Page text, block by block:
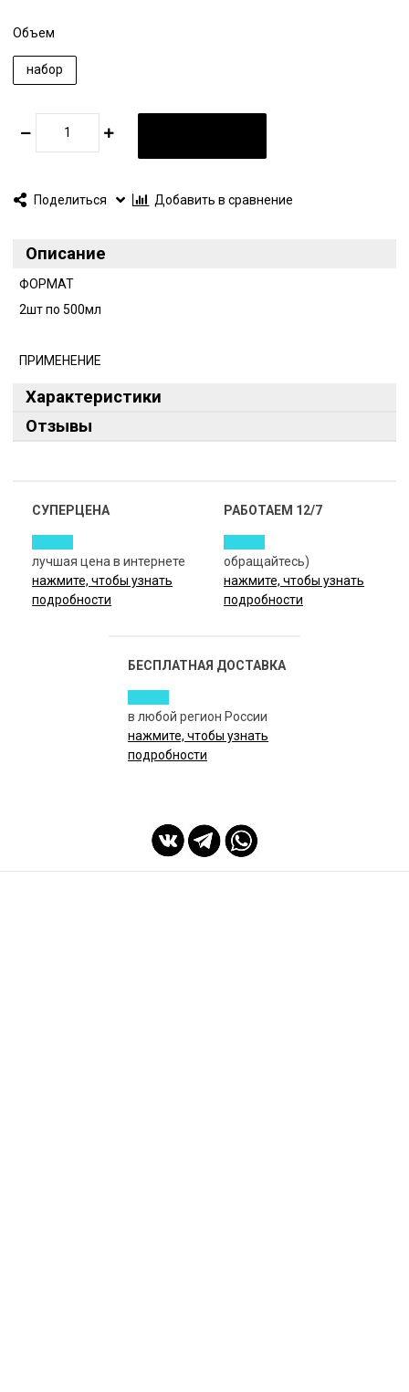
Объем
набор
Поделиться Добавить в сравнение
Описание
ФОРМАТ
2шт по 500мл
ПРИМЕНЕНИЕ
Характеристики
Отзывы
СУПЕРЦЕНА
лучшая цена в интернете
нажмите, чтобы узнать
подробности
РАБОТАЕМ 12/7
обращайтесь)
нажмите, чтобы узнать
подробности
БЕСПЛАТНАЯ ДОСТАВКА
в любой регион России
нажмите, чтобы узнать
подробности